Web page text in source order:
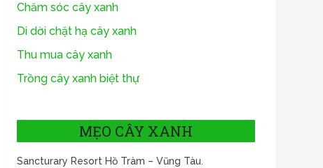
Chăm sóc cây xanh
Di dời chặt hạ cây xanh
Thu mua cây xanh
Trồng cây xanh biệt thự
MẸO CÂY XANH
Sancturary Resort Hồ Tràm – Vũng Tàu.